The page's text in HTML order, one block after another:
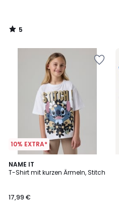
5
/
10% EXTRA*
NAME IT
T-Shirt mit kurzen Ärmeln, Stitch
17,99 €
2
Farben